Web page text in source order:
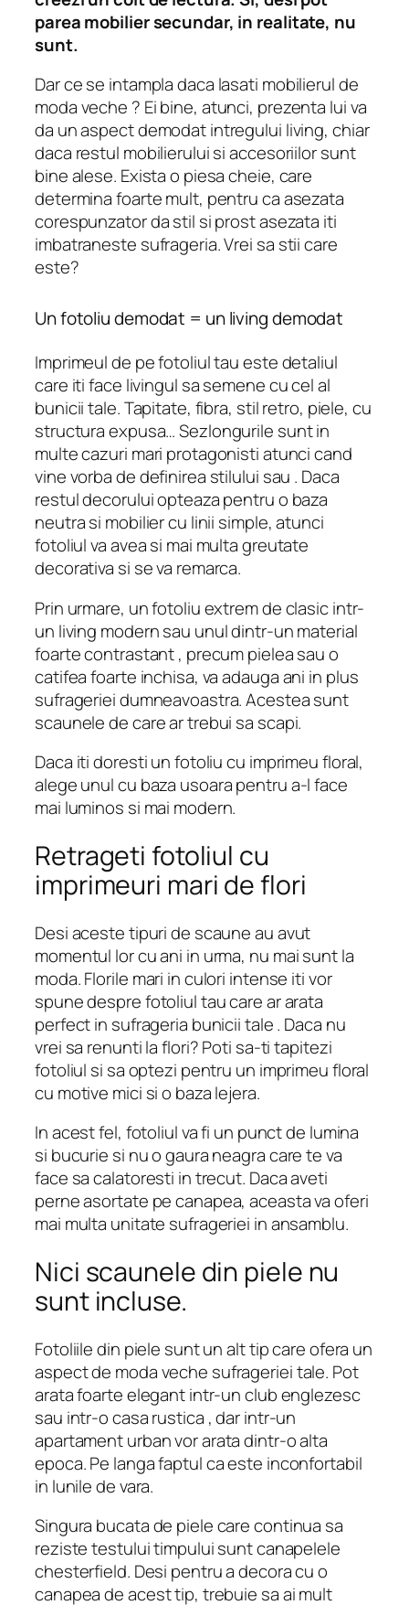
parea mobilier secundar, in realitate, nu
sunt.
Dar ce se intampla daca lasati mobilierul de
moda veche ? Ei bine, atunci, prezenta lui va
da un aspect demodat intregului living, chiar
daca restul mobilierului si accesoriilor sunt
bine alese. Exista o piesa cheie, care
determina foarte mult, pentru ca asezata
corespunzator da stil si prost asezata iti
imbatraneste sufrageria. Vrei sa stii care
este?
Un fotoliu demodat = un living demodat
Imprimeul de pe fotoliul tau este detaliul
care iti face livingul sa semene cu cel al
bunicii tale. Tapitate, fibra, stil retro, piele, cu
structura expusa… Sezlongurile sunt in
multe cazuri mari protagonisti atunci cand
vine vorba de definirea stilului sau . Daca
restul decorului opteaza pentru o baza
neutra si mobilier cu linii simple, atunci
fotoliul va avea si mai multa greutate
decorativa si se va remarca.
Prin urmare, un fotoliu extrem de clasic intr-
un living modern sau unul dintr-un material
foarte contrastant , precum pielea sau o
catifea foarte inchisa, va adauga ani in plus
sufrageriei dumneavoastra. Acestea sunt
scaunele de care ar trebui sa scapi.
Daca iti doresti un fotoliu cu imprimeu floral,
alege unul cu baza usoara pentru a-l face
mai luminos si mai modern.
Retrageti fotoliul cu
imprimeuri mari de flori
Desi aceste tipuri de scaune au avut
momentul lor cu ani in urma, nu mai sunt la
moda. Florile mari in culori intense iti vor
spune despre fotoliul tau care ar arata
perfect in sufrageria bunicii tale . Daca nu
vrei sa renunti la flori? Poti sa-ti tapitezi
fotoliul si sa optezi pentru un imprimeu floral
cu motive mici si o baza lejera.
In acest fel, fotoliul va fi un punct de lumina
si bucurie si nu o gaura neagra care te va
face sa calatoresti in trecut. Daca aveti
perne asortate pe canapea, aceasta va oferi
mai multa unitate sufrageriei in ansamblu.
Nici scaunele din piele nu
sunt incluse.
Fotoliile din piele sunt un alt tip care ofera un
aspect de moda veche sufrageriei tale. Pot
arata foarte elegant intr-un club englezesc
sau intr-o casa rustica , dar intr-un
apartament urban vor arata dintr-o alta
epoca. Pe langa faptul ca este inconfortabil
in lunile de vara.
Singura bucata de piele care continua sa
reziste testului timpului sunt canapelele
chesterfield. Desi pentru a decora cu o
canapea de acest tip, trebuie sa ai mult